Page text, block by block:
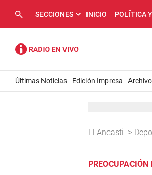
SECCIONES INICIO POLÍTICA
Últimas Noticias Edición Impresa Archivo
El Ancasti >
PREOCUPACIÓN